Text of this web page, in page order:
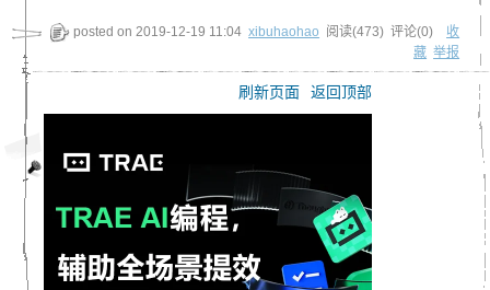
posted on2019-12-19 11:04 xibuhaohao 阅读(473) 评论(0) 收
藏 举报
刷新页面 返回顶部